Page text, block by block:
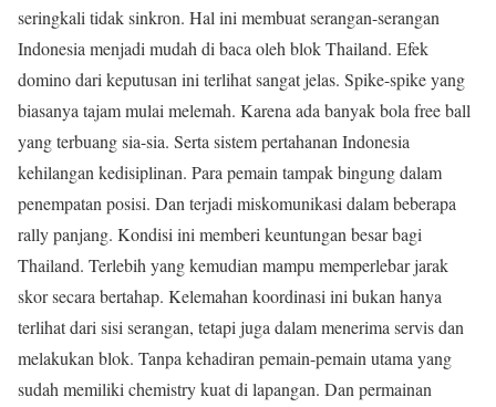
seringkali tidak sinkron. Hal ini membuat serangan-serangan
Indonesia menjadi mudah di baca oleh blok Thailand. Efek
domino dari keputusan ini terlihat sangat jelas. Spike-spike yang
biasanya tajam mulai melemah. Karena ada banyak bola free ball
yang terbuang sia-sia. Serta sistem pertahanan Indonesia
kehilangan kedisiplinan. Para pemain tampak bingung dalam
penempatan posisi. Dan terjadi miskomunikasi dalam beberapa
rally panjang. Kondisi ini memberi keuntungan besar bagi
Thailand. Terlebih yang kemudian mampu memperlebar jarak
skor secara bertahap. Kelemahan koordinasi ini bukan hanya
terlihat dari sisi serangan, tetapi juga dalam menerima servis dan
melakukan blok. Tanpa kehadiran pemain-pemain utama yang
sudah memiliki chemistry kuat di lapangan. Dan permainan